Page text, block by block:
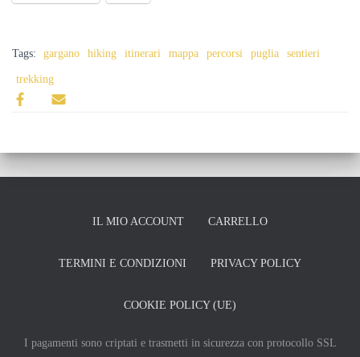
Tags: gargano hiking itinerari mappa percorsi puglia sentieri
trekking
IL MIO ACCOUNT CARRELLO
TERMINI E CONDIZIONI PRIVACY POLICY
COOKIE POLICY (UE)
I pagamenti sono criptati e trasmetti in sicurezza con protocollo SSL